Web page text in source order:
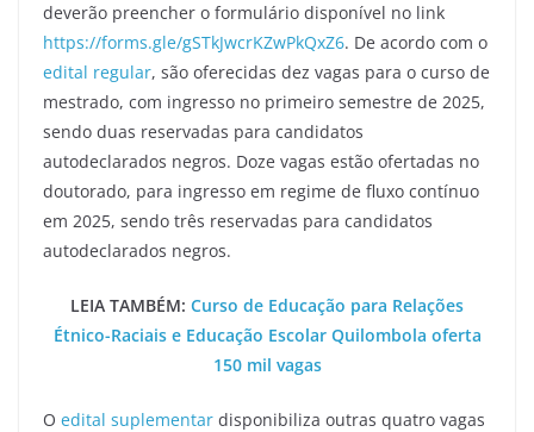
deverão preencher o formulário disponível no link
https://forms.gle/gSTkJwcrKZwPkQxZ6. De acordo com o
edital regular, são oferecidas dez vagas para o curso de
mestrado, com ingresso no primeiro semestre de 2025,
sendo duas reservadas para candidatos
autodeclarados negros. Doze vagas estão ofertadas no
doutorado, para ingresso em regime de fluxo contínuo
em 2025, sendo três reservadas para candidatos
autodeclarados negros.
LEIA TAMBÉM: Curso de Educação para Relações
Étnico-Raciais e Educação Escolar Quilombola oferta
150 mil vagas
O edital suplementar disponibiliza outras quatro vagas